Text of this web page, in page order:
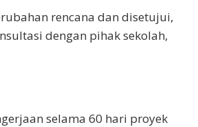
rencana dan disetujui,
dengan pihak sekolah,
selama 60 hari proyek